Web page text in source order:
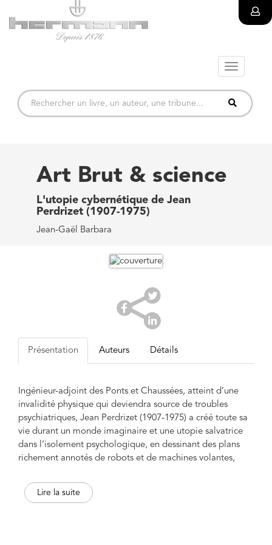
Toggle
Art Brut & science
L'utopie cybernétique de Jean
Perdrizet (1907-1975)
Jean-Gaël Barbara
Présentation Auteurs Détails
Ingénieur-adjoint des Ponts et Chaussées, atteint d’une
invalidité physique qui deviendra source de troubles
psychiatriques, Jean Perdrizet (1907-1975) a créé toute sa
vie durant un monde imaginaire et une utopie salvatrice
dans l’isolement psychologique, en dessinant des plans
richement annotés de robots et de machines volantes,
pensée artificielle, la conquête spatiale, la guerre
nucléaire, la communication, la cybernétique,
Lire la suite